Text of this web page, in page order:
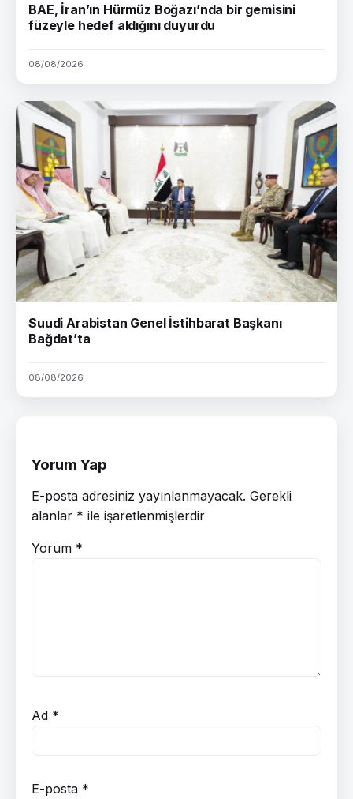
BAE, İran’ın Hürmüz Boğazı’nda bir gemisini
füzeyle hedef aldığını duyurdu
08/08/2026
Suudi Arabistan Genel İstihbarat Başkanı
Bağdat’ta
08/08/2026
Yorum Yap
E-posta adresiniz yayınlanmayacak. Gerekli
alanlar * ile işaretlenmişlerdir
Yorum *
Ad *
E-posta *